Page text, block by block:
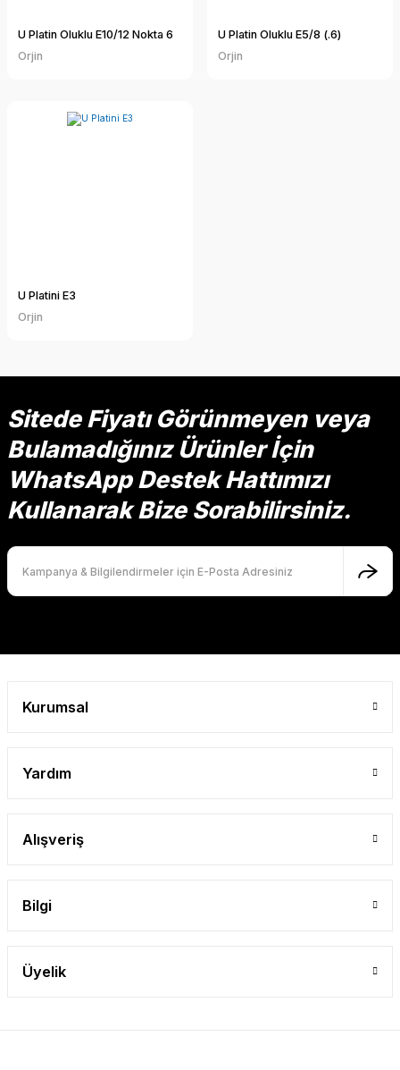
U Platin Oluklu E10/12 Nokta 6
Orjin
U Platin Oluklu E5/8 (.6)
Orjin
U Platini E3
Orjin
Sitede Fiyatı Görünmeyen veya
Bulamadığınız Ürünler İçin
WhatsApp Destek Hattımızı
Kullanarak Bize Sorabilirsiniz.
Kurumsal
Yardım
Alışveriş
Bilgi
Üyelik